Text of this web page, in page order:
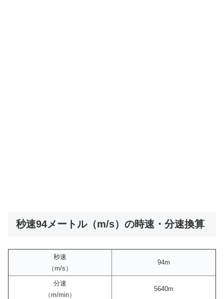
秒速94メートル（m/s）の時速・分速換算
秒速
（m/s）
94m
分速
（m/min）
5640m